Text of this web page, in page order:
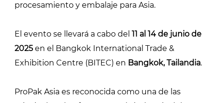
procesamiento y embalaje para Asia.
El evento se llevará a cabo del 11 al 14 de junio de
2025 en el Bangkok International Trade &
Exhibition Centre (BITEC) en Bangkok, Tailandia.
ProPak Asia es reconocida como una de las